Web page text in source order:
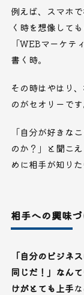
例えば、スマホ
く時を想像して
「WEBマーケ
書く時。
その時はやはり
のがセオリーです
「自分が好きな
のか？」と聞こ
めに相手が知り
相手への興味
「自分のビジネ
同じだ！」なん
けがとても上手